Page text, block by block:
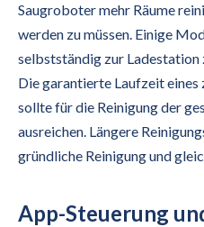
Saugroboter mehr Räume
werden zu müssen. Einige
selbstständig zur Ladestation
Die garantierte Laufzeit
sollte für die Reinigung der
ausreichen. Längere
gründliche Reinigung und
App-Steuerung